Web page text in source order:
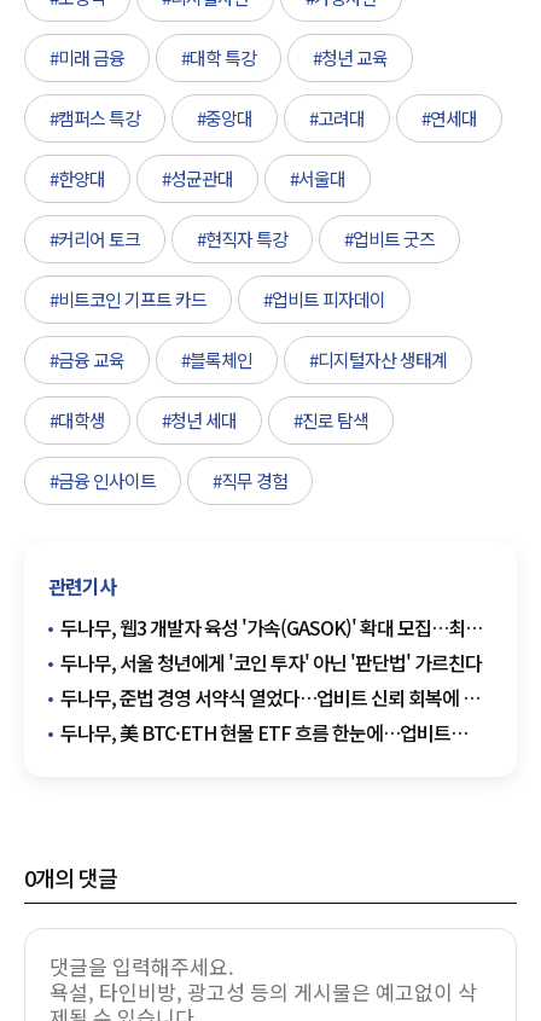
#미래 금융 #대학 특강 #청년 교육
#캠퍼스 특강 #중앙대 #고려대 #연세대
#한양대 #성균관대 #서울대
#커리어 토크 #현직자 특강 #업비트 굿즈
#비트코인 기프트 카드 #업비트 피자데이
#금융 교육 #블록체인 #디지털자산 생태계
#대학생 #청년 세대 #진로 탐색
#금융 인사이트 #직무 경험
관련기사
두나무, 웹3 개발자 육성 '가속(GASOK)' 확대 모집…최대
10만달러 지원
두나무, 서울 청년에게 '코인 투자' 아닌 '판단법' 가르친다
두나무, 준법 경영 서약식 열었다…업비트 신뢰 회복에 힘
싣는다
두나무, 美 BTC·ETH 현물 ETF 흐름 한눈에…업비트
0개의 댓글